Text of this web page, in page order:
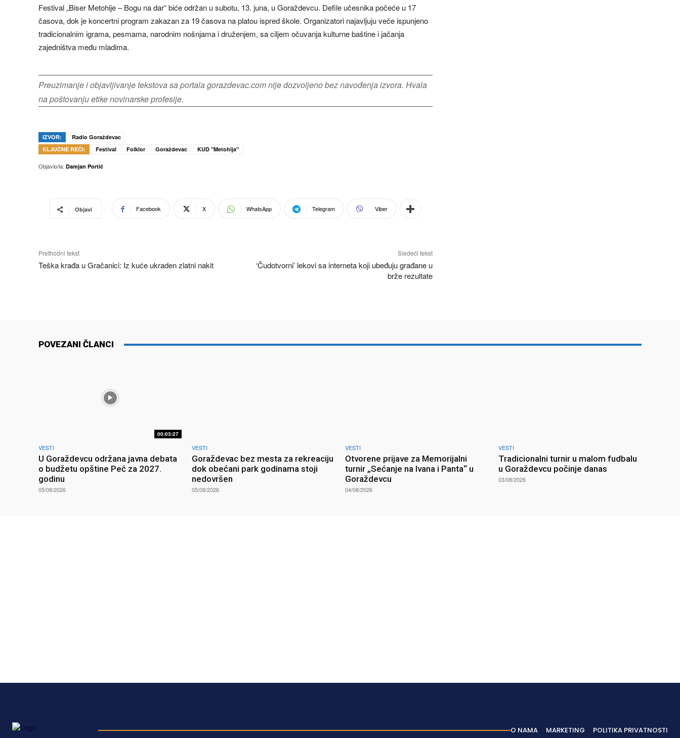
Festival „Biser Metohije – Bogu na dar“ biće održan u subotu, 13. juna, u Goraždevcu. Defile učesnika počeće u 17
časova, dok je koncertni program zakazan za 19 časova na platou ispred škole. Organizatori najavljuju veče ispunjeno
tradicionalnim igrama, pesmama, narodnim nošnjama i druženjem, sa ciljem očuvanja kulturne baštine i jačanja
zajedništva među mladima.
Preuzimanje i objavljivanje tekstova sa portala gorazdevac.com nije dozvoljeno bez navođenja izvora. Hvala
na poštovanju etike novinarske profesije.
IZVOR:
Radio Goraždevac
KLJUČNE REČI:
Festival Folklor Goraždevac KUD "Metohija"
Objavio/la: Damjan Portić
Objavi Facebook X WhatsApp Telegram Viber
Prethodni tekst
Teška krađa u Gračanici: Iz kuće ukraden zlatni nakit
Sledeći tekst
‘Čudotvorni’ lekovi sa interneta koji ubeđuju građane u
brže rezultate
POVEZANI ČLANCI
00:03:27
VESTI
U Goraždevcu održana javna debata
o budžetu opštine Peć za 2027.
godinu
05/08/2026
VESTI
Goraždevac bez mesta za rekreaciju
dok obećani park godinama stoji
nedovršen
05/08/2026
VESTI
Otvorene prijave za Memorijalni
turnir „Sećanje na Ivana i Panta“ u
Goraždevcu
04/08/2026
VESTI
Tradicionalni turnir u malom fudbalu
u Goraždevcu počinje danas
03/08/2026
O NAMA MARKETING POLITIKA PRIVATNOSTI